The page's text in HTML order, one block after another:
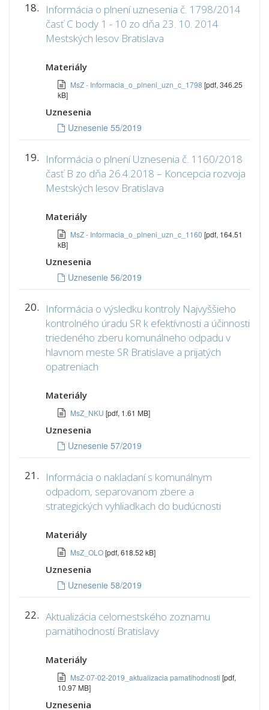
18.
Informácia o plnení uznesenia č. 1798/2014
časť C body 1 - 10 zo dňa 23. 10. 2014
Mestských lesov Bratislava
Materiály
MsZ - Informacia_o_plneni_uzn_c_1798 [pdf, 346.25
kB]
Uznesenia
Uznesenie 55/2019
19.
Informácia o plnení Uznesenia č. 1160/2018
časť B zo dňa 26.4.2018 – Koncepcia rozvoja
Mestských lesov Bratislava
Materiály
MsZ - Informacia_o_plneni_uzn_c_1160 [pdf, 164.51
kB]
Uznesenia
Uznesenie 56/2019
20.
Informácia o výsledku kontroly Najvyššieho
kontrolného úradu SR k efektívnosti a účinnosti
triedeného zberu komunálneho odpadu v
hlavnom meste SR Bratislave a prijatých
opatreniach
Materiály
MsZ_NKU [pdf, 1.61 MB]
Uznesenia
Uznesenie 57/2019
21.
Informácia o nakladaní s komunálnym
odpadom, separovanom zbere a
strategických vyhliadkach do budúcnosti
Materiály
MsZ_OLO[pdf, 618.52 kB]
Uznesenia
Uznesenie 58/2019
22. Aktualizácia celomestského zoznamu
pamätihodností Bratislavy
Materiály
MsZ-07-02-2019_aktualizacia pamatihodnosti [pdf,
10.97 MB]
Uznesenia